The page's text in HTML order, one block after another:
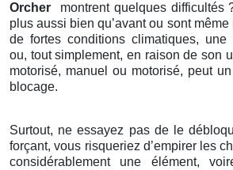
Orcher
montrent quelques difficultés
plus aussi bien qu’avant ou sont
de fortes conditions climatiques, une
ou, tout simplement, en raison de son
motorisé, manuel ou motorisé, peut
blocage.
Surtout, ne essayez pas de le
forçant, vous risqueriez d’empirer les
considérablement une élément,